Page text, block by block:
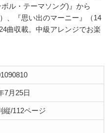
ル・テーマソング)』から
、『思い出のマーニー』（14
曲収載。中級アレンジでお楽
7月25日
縦/112ページ